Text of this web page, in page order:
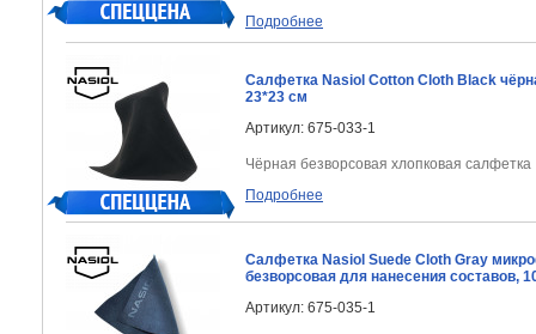
Подробнее
Салфетка Nasiol Cotton Cloth Black
23*23 см
Артикул: 675-033-1
Чёрная безворсовая хлопковая салфетка
Подробнее
Салфетка Nasiol Suede Cloth Gray
безворсовая для нанесения составов,
Артикул: 675-035-1